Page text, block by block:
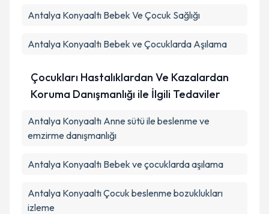
Antalya Konyaaltı Bebek Ve Çocuk Sağlığı
Antalya Konyaaltı Bebek ve Çocuklarda Aşılama
Çocukları Hastalıklardan Ve Kazalardan
Koruma Danışmanlığı ile İlgili Tedaviler
Antalya Konyaaltı Anne sütü ile beslenme ve
emzirme danışmanlığı
Antalya Konyaaltı Bebek ve çocuklarda aşılama
Antalya Konyaaltı Çocuk beslenme bozuklukları
izleme